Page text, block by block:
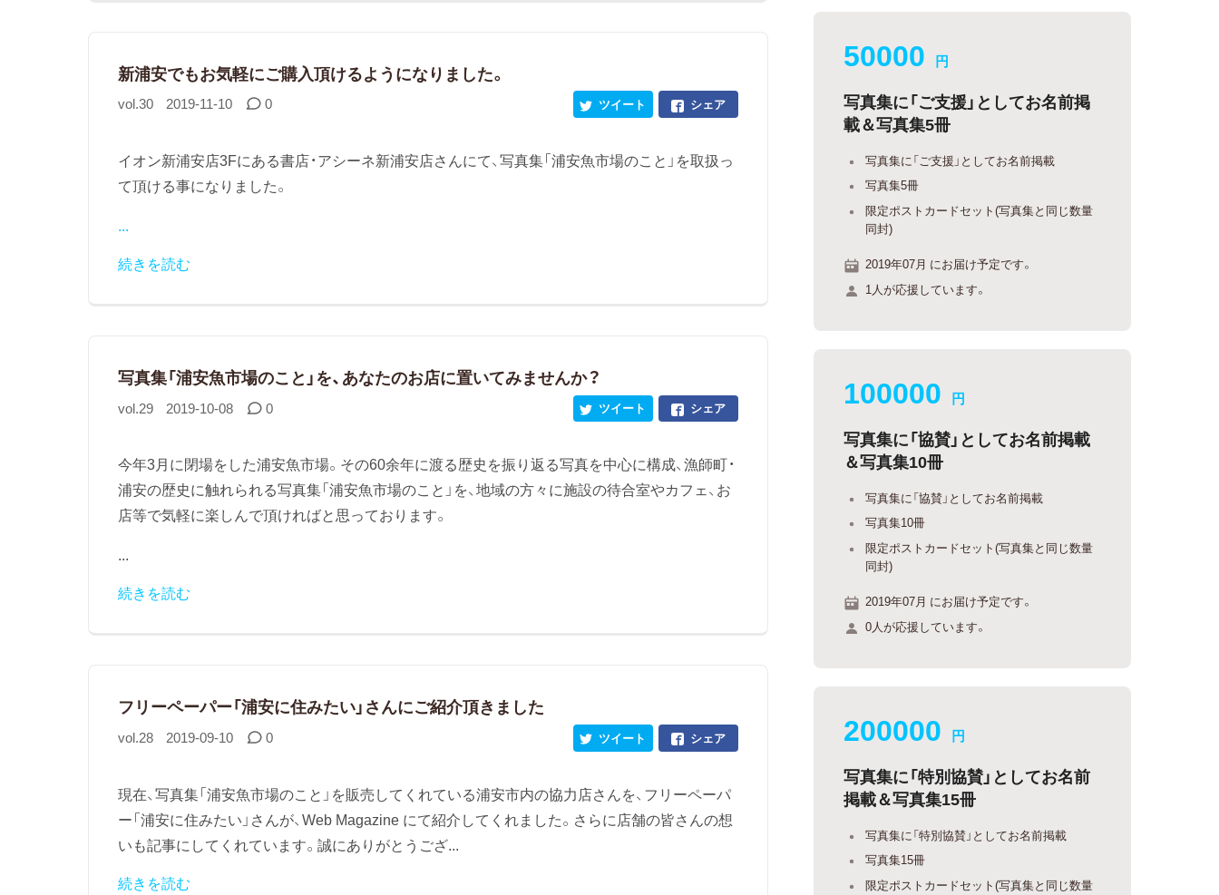
新浦安でもお気軽にご購入頂けるようになりました。
vol.30 2019-11-10 0 シェア
ツイート
イオン新浦安店3Fにある書店・アシーネ新浦安店さんにて、写真集「浦安魚市場のこと」を取扱っ
て頂ける事になりました。‬
...
続きを読む
写真集「浦安魚市場のこと」を、あなたのお店に置いてみませんか？
vol.29 2019-10-08 0 シェア
ツイート
今年3月に閉場をした浦安魚市場。その60余年に渡る歴史を振り返る写真を中心に構成、漁師町・
浦安の歴史に触れられる写真集「浦安魚市場のこと」を、地域の方々に施設の待合室やカフェ、お
店等で気軽に楽しんで頂ければと思っております。
...
続きを読む
フリーペーパー「浦安に住みたい」さんにご紹介頂きました
vol.28 2019-09-10 0 シェア
ツイート
現在、写真集「浦安魚市場のこと」を販売してくれている浦安市内の協力店さんを、フリーペーパ
ー「浦安に住みたい」さんが、Web Magazine にて紹介してくれました。さらに店舗の皆さんの想
いも記事にしてくれています。誠にありがとうござ...
続きを読む
50000 円
写真集に「ご支援」としてお名前掲
載＆写真集5冊
写真集に「ご支援」としてお名前掲載
写真集5冊
限定ポストカードセット(写真集と同じ数量
同封)
2019年07月 にお届け予定です。
1人が応援しています。
100000 円
写真集に「協賛」としてお名前掲載
＆写真集10冊
写真集に「協賛」としてお名前掲載
写真集10冊
限定ポストカードセット(写真集と同じ数量
同封)
2019年07月 にお届け予定です。
0人が応援しています。
200000 円
写真集に「特別協賛」としてお名前
掲載＆写真集15冊
写真集に「特別協賛」としてお名前掲載
写真集15冊
限定ポストカードセット(写真集と同じ数量